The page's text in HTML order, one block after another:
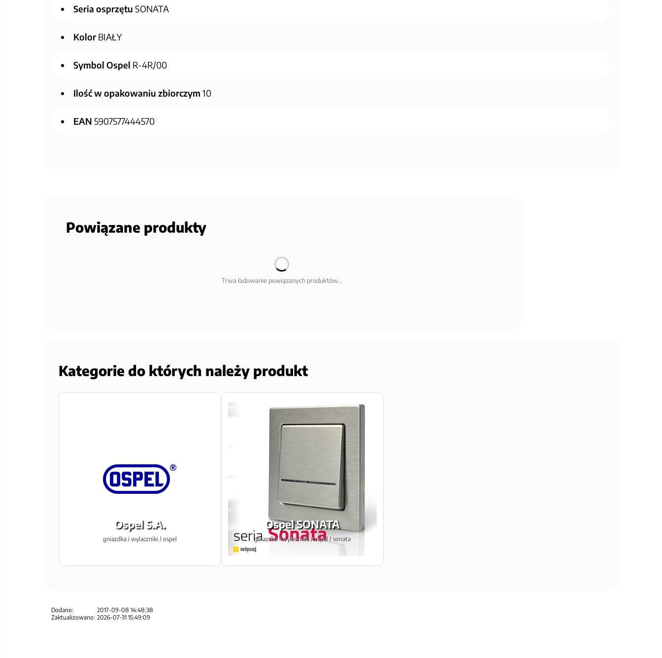
Seria osprzętu SONATA
Kolor BIAŁY
Symbol Ospel R-4R/00
Ilość w opakowaniu zbiorczym 10
EAN 5907577444570
Powiązane produkty
Trwa ładowanie powiązanych produktów...
Kategorie do których należy produkt
Ospel S.A.
gniazdka i wylaczniki / ospel
Ospel SONATA
gniazdka i wylaczniki / ospel / sonata
Dodano:
2017-09-08 14:48:38
Zaktualizowano: 2026-07-31 15:49:09